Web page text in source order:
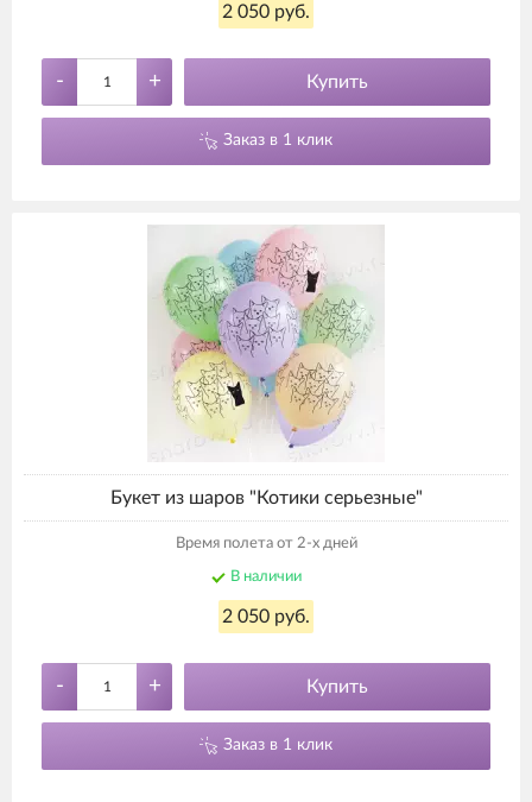
2 050 руб.
- + Купить
Заказ в 1 клик
Букет из шаров "Котики серьезные"
Время полета от 2-х дней
В наличии
2 050 руб.
- + Купить
Заказ в 1 клик